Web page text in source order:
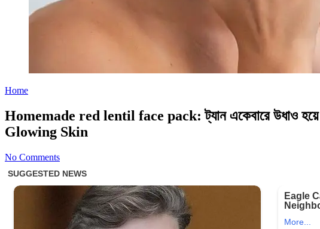
Home
Homemade red lentil face pack: ট্যান একেবারে উধাও
Glowing Skin
No Comments